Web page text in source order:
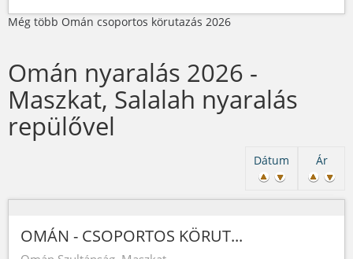
Még több Omán csoportos körutazás 2026
Omán nyaralás 2026 -
Maszkat, Salalah nyaralás
repülővel
Ár
Dátum
OMÁN - CSOPORTOS KÖRUT...